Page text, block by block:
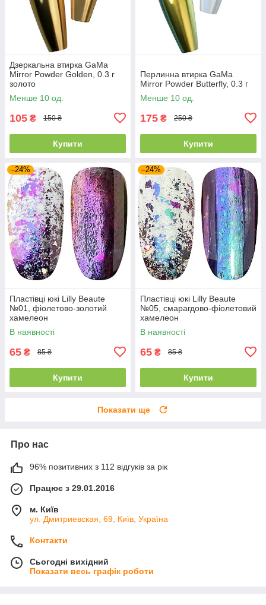
Дзеркальна втирка GaMa
Mirror Powder Golden, 0.3 г
золото
Менше 10 од.
105 ₴ 150 ₴
Купити
Перлинна втирка GaMa
Mirror Powder Butterfly, 0.3 г
Менше 10 од.
175 ₴ 250 ₴
Купити
–24%
Пластівці юкі Lilly Beaute
№01, фіолетово-золотий
хамелеон
В наявності
65 ₴ 85 ₴
Купити
–24%
Пластівці юкі Lilly Beaute
№05, смарагдово-фіолетовий
хамелеон
В наявності
65 ₴ 85 ₴
Купити
Показати ще
Про нас
96% позитивних з 112 відгуків за рік
Працює з 29.01.2016
м. Київ
ул. Дмитриевская, 69, Київ, Україна
Контакти
Сьогодні вихідний
Показати весь графік роботи